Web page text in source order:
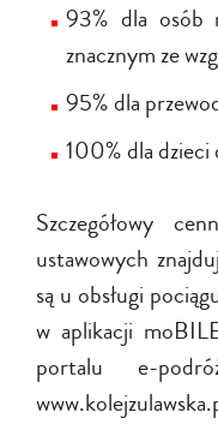
93% dla osób
znacznym ze
95% dla
100% dla
Szczegółowy
ustawowych
są u obsługi
w aplikacji
portalu e-